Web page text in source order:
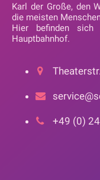
Karl der Große, den
die meisten
Hier befinden sich
Hauptbahnhof.
+49 (0)